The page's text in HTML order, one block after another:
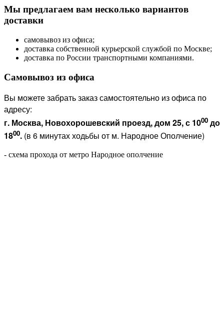
Мы предлагаем вам несколько вариантов
доставки
самовывоз из офиса;
доставка собственной курьерской службой по Москве;
доставка по России транспортными компаниями.
Самовывоз из офиса
Вы можете забрать заказ самостоятельно из офиса по
адресу:
г. Москва, Новохорошевский проезд, дом 25, с 1000 до
1800. (в 6 минутах ходьбы от м. Народное Ополчение)
- схема прохода от метро Народное ополчение